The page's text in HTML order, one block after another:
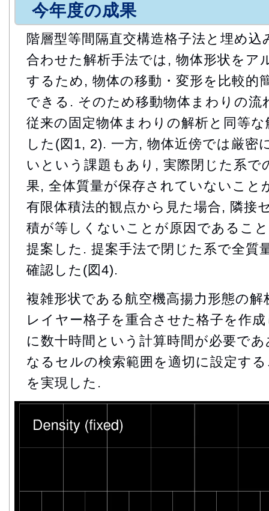
今年度の成果
階層型等間隔直交構造格子法と埋め
合わせた解析手法では, 物体形状をア
するため, 物体の移動・変形を比較的
できる. そのため移動物体まわりの流
従来の固定物体まわりの解析と同等
した(図1, 2). 一方, 物体近傍では厳密
いという課題もあり, 実際閉じた系で
果, 全体質量が保存されていないこと
有限体積法的観点から見た場合, 隣接
積が等しくないことが原因であるこ
提案した. 提案手法で閉じた系で全質
確認した(図4).
複雑形状である航空機高揚力形態の
レイヤー格子を重合させた格子を作
に数十時間という計算時間が必要で
なるセルの検索範囲を適切に設定す
を実現した.
動